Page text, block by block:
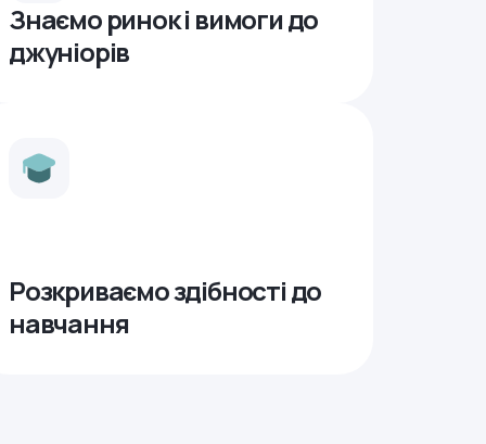
Знаємо ринок і вимоги до
джуніорів
Розкриваємо здібності до
навчання